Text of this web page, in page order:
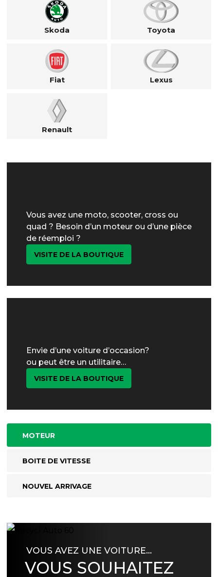
Skoda Toyota
Fiat Lexus
Renault
Vous avez une moto, scooter, cross ou
quad ? Besoin d’un moteur ou d’une pièce
de réemploi ?
VISITE DE LA BOUTIQUE
Envie d’une voiture d’occasion?
ou peut être un utilitaire…
VISITE DE LA BOUTIQUE
MOTEUR
BOITE DE VITESSE
NOUVEL ARRIVAGE
VOUS AVEZ UNE VOITURE…
VOUS SOUHAITEZ